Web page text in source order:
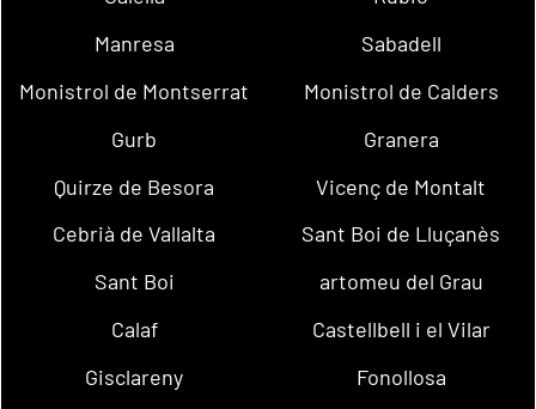
Manresa
Sabadell
Monistrol de Montserrat
Monistrol de Calders
Gurb
Granera
Quirze de Besora
Vicenç de Montalt
Cebrià de Vallalta
Sant Boi de Lluçanès
Sant Boi
artomeu del Grau
Calaf
Castellbell i el Vilar
Gisclareny
Fonollosa